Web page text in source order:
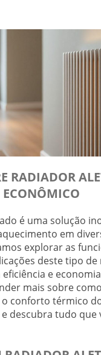
RADIADOR
ECONÔMICO
é uma solução
em
explorar as
deste tipo
e
mais sobre
conforto térmico
descubra tudo que